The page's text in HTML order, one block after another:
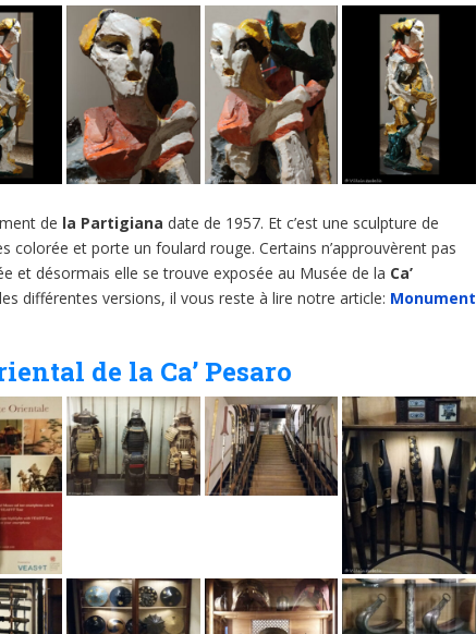
de la Partigiana date de 1957. Et c’est une sculpture de
colorée et porte un foulard rouge. Certains n’approuvèrent pas
et désormais elle se trouve exposée au Musée de la Ca’
différentes versions, il vous reste à lire notre article: Monument
de la Ca’ Pesaro